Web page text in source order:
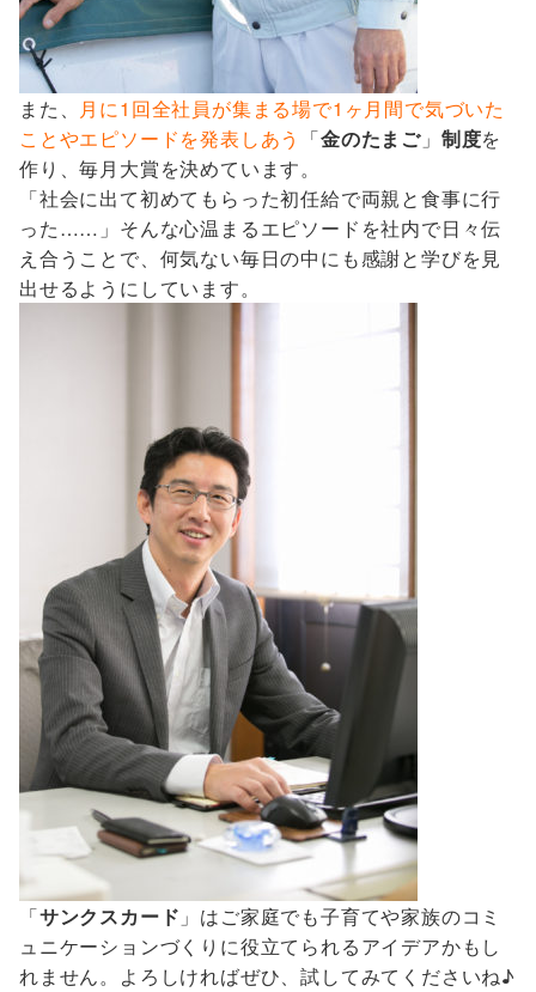
また、 月に1回全社員が集まる場で1ヶ月間で気づいた
ことやエピソードを発表しあう
「金のたまご 」 制度を
作り、毎月大賞を決めています。
「社会に出て初めてもらった初任給で両親と食事に行
った……」そんな心温まるエピソードを社内で日々伝
え合うことで、何気ない毎日の中にも感謝と学びを見
出せるようにしています。
「サンクスカード 」はご家庭でも子育てや家族のコミ
ュニケーションづくりに役立てられるアイデアかもし
れません。よろしければぜひ、試してみてくださいね♪